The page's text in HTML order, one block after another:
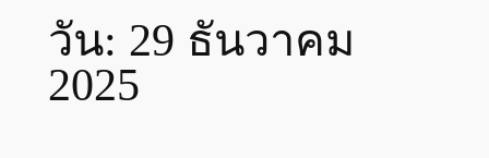
วัน: 29 ธันวาคม
2025